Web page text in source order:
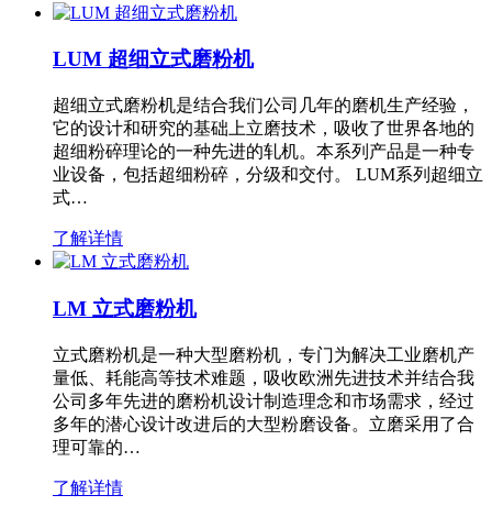
LUM 超细立式磨粉机
超细立式磨粉机是结合我们公司几年的磨机生产经验，
它的设计和研究的基础上立磨技术，吸收了世界各地的
超细粉碎理论的一种先进的轧机。本系列产品是一种专
业设备，包括超细粉碎，分级和交付。 LUM系列超细立
式…
了解详情
LM 立式磨粉机
立式磨粉机是一种大型磨粉机，专门为解决工业磨机产
量低、耗能高等技术难题，吸收欧洲先进技术并结合我
公司多年先进的磨粉机设计制造理念和市场需求，经过
多年的潜心设计改进后的大型粉磨设备。立磨采用了合
理可靠的…
了解详情